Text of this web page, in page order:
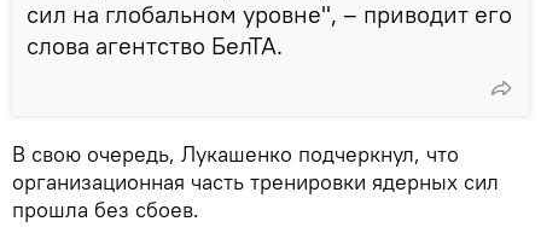
сил на глобальном уровне", – приводит его
слова агентство БелТА.
В свою очередь, Лукашенко подчеркнул, что
организационная часть тренировки ядерных сил
прошла без сбоев.